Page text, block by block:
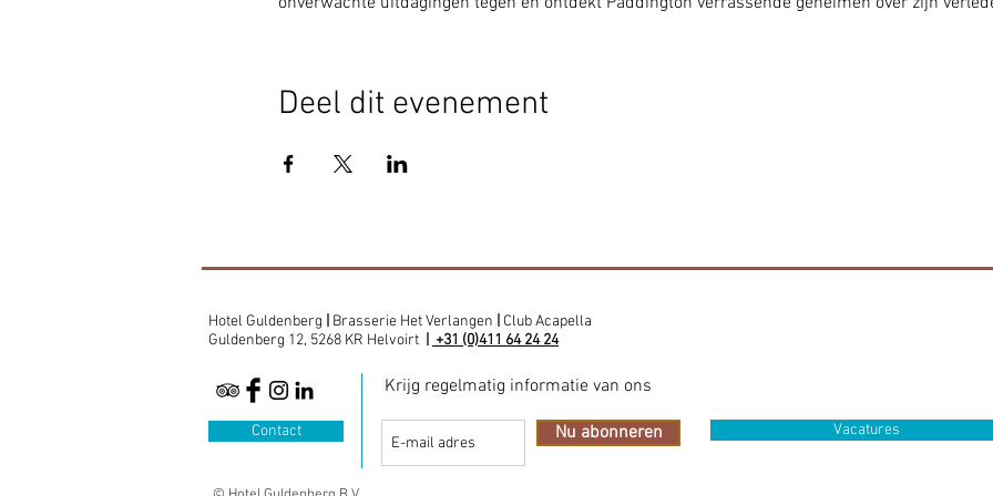
Deel dit evenement
Hotel Guldenberg Brasserie Het Verlangen
Club Acapella
Guldenberg 12, 5268 KR Helvoirt
+31 (0)411 64 24 24
Contact
Krijg regelmatig informatie van ons
Nu abonneren Vacatures